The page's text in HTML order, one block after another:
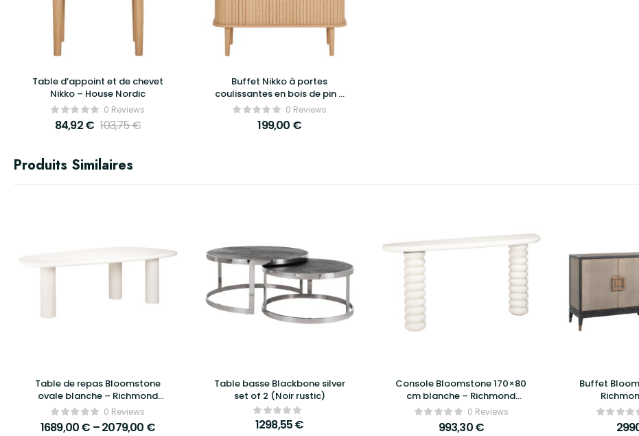
Table d’appoint et de chevet
Nikko – House Nordic
0 Reviews
84,92€ 103,75€
Buffet Nikko à portes
coulissantes en bois de pin –
House Nordic
0 Reviews
199,00 €
Produits Similaires
Table de repas Bloomstone
ovale blanche – Richmond
Interiors0 Reviews
1689,00€ –2079,00 €
Table basse Blackbone silver
set of 2 (Noir rustic)
1298,55€
Console Bloomstone 170×80
cm blanche – Richmond
Interiors0 Reviews
993,30€
Buffet